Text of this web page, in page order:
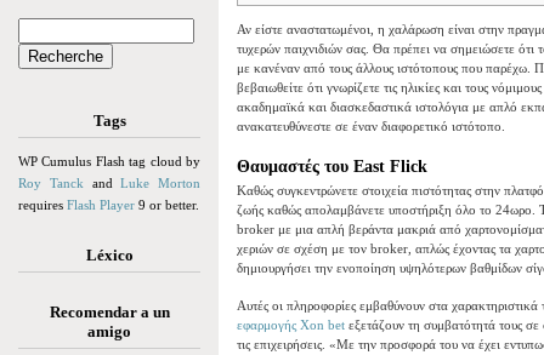
Tags
WP Cumulus Flash tag cloud by
Roy Tanck andLuke Morton
requires Flash Player 9 or better.
Léxico
Recomendar a un
amigo
Αν είστε αναστατωμένοι, η χαλάρωση είναι στην
τυχερών παιχνιδιών σας. Θα πρέπει να σημειώσετε ότι
με κανέναν από τους άλλους ιστότοπους που παρέχω.
βεβαιωθείτε ότι γνωρίζετε τις ηλικίες και τους
ακαδημαϊκά και διασκεδαστικά ιστολόγια με απλό
ανακατευθύνεστε σε έναν διαφορετικό ιστότοπο.
Θαυμαστές του East Flick
Καθώς συγκεντρώνετε στοιχεία πιστότητας στην
ζωής καθώς απολαμβάνετε υποστήριξη όλο το 24ωρο.
broker με μια απλή βεράντα μακριά από
χεριών σε σχέση με τον broker, απλώς έχοντας τα
δημιουργήσει την ενοποίηση υψηλότερων βαθμίδων
Αυτές οι πληροφορίες εμβαθύνουν στα
εφαρμογής Xon bet εξετάζουν τη συμβατότητά τους σε
τις επιχειρήσεις. «Με την προσφορά του να έχει